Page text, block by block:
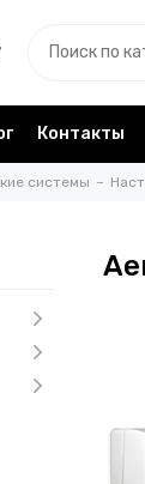
Контакты
системы